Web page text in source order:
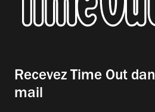
Recevez Time Out
mail